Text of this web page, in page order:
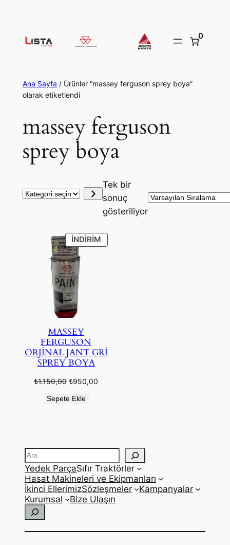
0
Ana Sayfa / Ürünler “massey ferguson sprey boya”
olarak etiketlendi
massey ferguson
sprey boya
Kategori
Tek bir
sonuç
gösteriliyor
İNDIRIM
ÜRÜN
MASSEY
FERGUSON
ORJİNAL JANT GRİ
SPREY BOYA
₺1.150,00 Orijinal
₺1.150,00.
₺950,00
Sepete Ekle
Ara
Yedek ParçaSıfır Traktörler
Hasat Makineleri ve Ekipmanları
İkinci EllerimizSözleşmeler
Kampanyalar
Kurumsal
Bize Ulaşın
Ara